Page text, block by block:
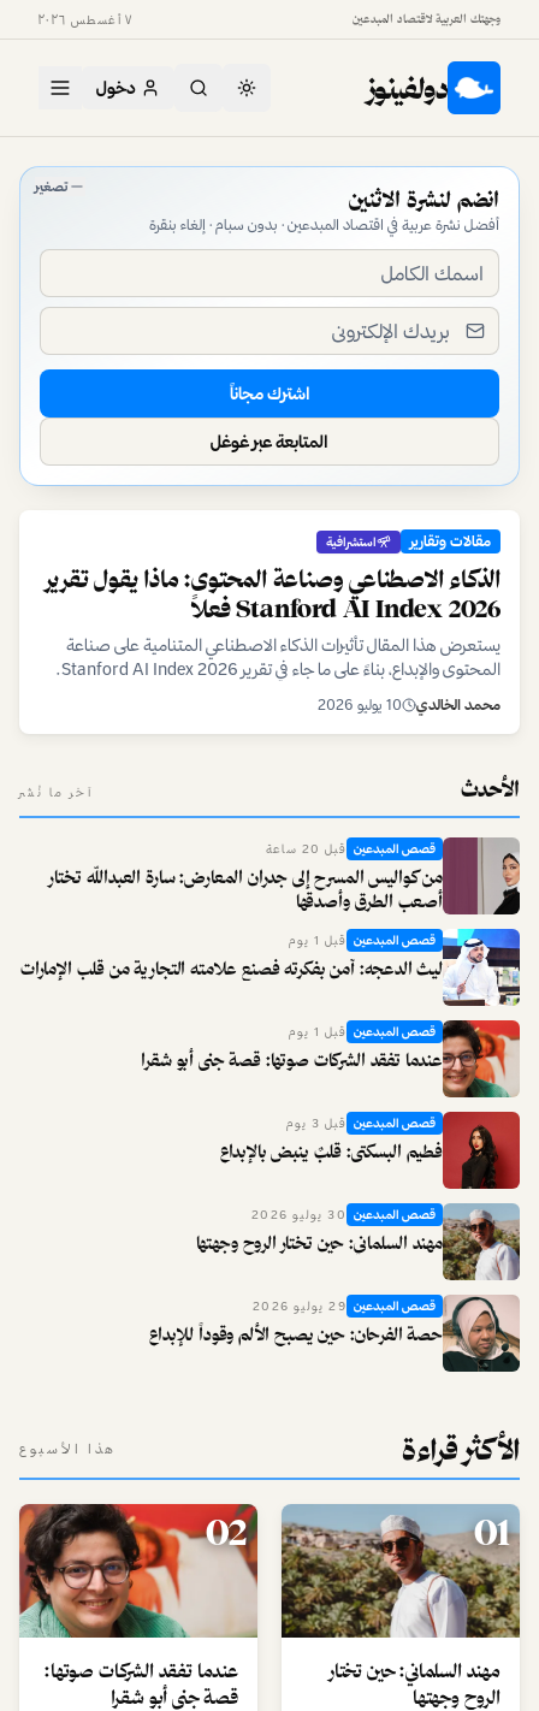
وجهتك العربية لاقتصاد المبدعين ٧ أغسطس ٢٠٢٦
دولفينوز دخول
دولفينوز — منصة اقتصاد المبدعين في العالم العربي تصغير انضم لنشرة الاثنين
أفضل نشرة عربية في اقتصاد المبدعين · بدون سبام · إلغاء بنقرة
اشترك مجاناً
المتابعة عبر غوغل
مقالات وتقارير استشرافية
الذكاء الاصطناعي وصناعة المحتوى: ماذا يقول تقرير
Stanford AI Index 2026 فعلاً
يستعرض هذا المقال تأثيرات الذكاء الاصطناعي المتنامية على صناعة
المحتوى والإبداع، بناءً على ما جاء في تقرير Stanford AI Index 2026.
نسلط الضوء على الفرص والتحديات التي يواجهها المبدعون في عصر الذكاء
الاصطناعي.
محمد الخالدي 10 يوليو 2026
الأحدث آخر ما نُشر
قصص المبدعين قبل 20 ساعة
من كواليس المسرح إلى جدران المعارض: سارة العبدالله تختار
أصعب الطرق وأصدقها
قصص المبدعين قبل 1 يوم
ليث الدعجه: آمن بفكرته فصنع علامته التجارية من قلب الإمارات
قصص المبدعين قبل 1 يوم
عندما تفقد الشركات صوتها: قصة جنى أبو شقرا
قصص المبدعين قبل 3 يوم
فطيم البسكتي: قلبٌ ينبض بالإبداع
قصص المبدعين 30 يوليو 2026
مهند السلماني: حين تختار الروح وجهتها
قصص المبدعين 29 يوليو 2026
حصة الفرحان: حين يصبح الألم وقوداً للإبداع
الأكثر قراءة هذا الأسبوع
01
مهند السلماني: حين تختار
الروح وجهتها
02
عندما تفقد الشركات صوتها:
قصة جنى أبو شقرا